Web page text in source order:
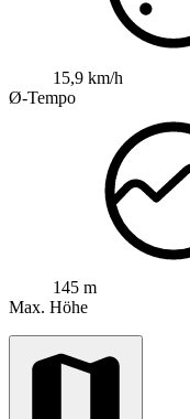
15,9 km/h
Ø-Tempo
145 m
Max. Höhe